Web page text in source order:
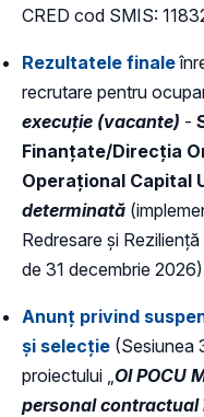
CRED cod SMIS:
Rezultatele finale
recrutare pentru
execuție (vacante) -
Finanțate/Direcția
Operațional Capital
determinată
Redresare şi
de 31 decembrie
Anunț privind
și selecție (Sesiunea
proiectului „ OI POCU
personal contractual